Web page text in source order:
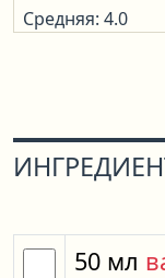
Средняя: 4.0
50 мл